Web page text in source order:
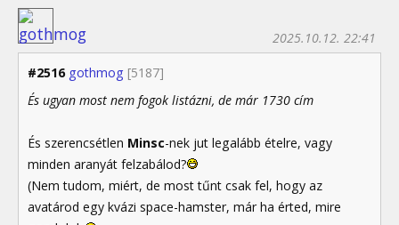
#2516 gothmog [5187]
2025.10.12. 22:41
És ugyan most nem fogok listázni, de már 1730 cím
És szerencsétlen Minsc-nek jut legalább ételre, vagy
minden aranyát felzabálod?
(Nem tudom, miért, de most tűnt csak fel, hogy az
avatárod egy kvázi space-hamster, már ha érted, mire